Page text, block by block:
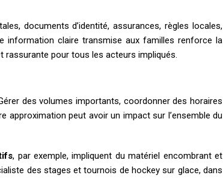
documents d’identité, assurances, règles locales,
information claire transmise aux familles renforce la
rassurante pour tous les acteurs impliqués.
des volumes importants, coordonner des horaires
approximation peut avoir un impact sur l’ensemble du
, par exemple, impliquent du matériel encombrant et
des stages et tournois de hockey sur glace, dans